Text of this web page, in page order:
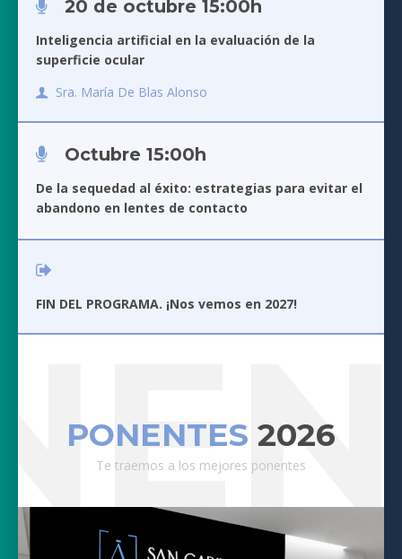
20 de octubre 15:00h
Inteligencia artificial en la evaluación de la
superficie ocular
Sra. María De Blas Alonso
Octubre 15:00h
De la sequedad al éxito: estrategias para evitar el
abandono en lentes de contacto
FIN DEL PROGRAMA. ¡Nos vemos en 2027!
PONENTES 2026
Te traemos a los mejores ponentes